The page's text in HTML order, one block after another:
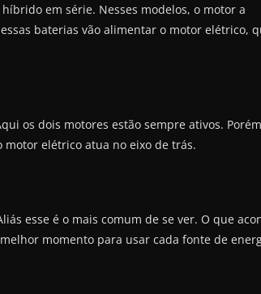
em série. Nesses modelos, o motor a
baterias vão alimentar o motor elétrico,
os dois motores estão sempre ativos.
elétrico atua no eixo de trás.
esse é o mais comum de se ver. O que
momento para usar cada fonte de